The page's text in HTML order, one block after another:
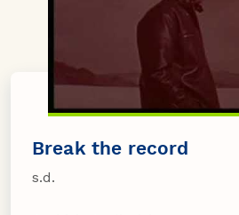
Break the record
s.d.